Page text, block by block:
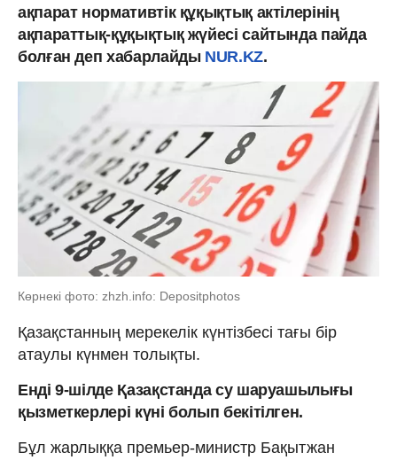
ақпарат нормативтік құқықтық актілерінің
ақпараттық-құқықтық жүйесі сайтында пайда
болған деп хабарлайды NUR.KZ.
Көрнекі фото: zhzh.info: Depositphotos
Қазақстанның мерекелік күнтізбесі тағы бір
атаулы күнмен толықты.
Енді 9-шілде Қазақстанда су шаруашылығы
қызметкерлері күні болып бекітілген.
Бұл жарлыққа премьер-министр Бақытжан